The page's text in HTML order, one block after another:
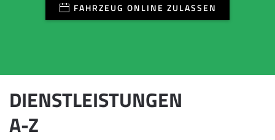
FAHRZEUG ONLINE ZULASSEN
DIENSTLEISTUNGEN
A-Z